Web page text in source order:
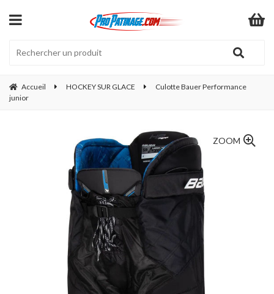
Accueil HOCKEY SUR GLACE
Culotte Bauer Performance
junior
ZOOM